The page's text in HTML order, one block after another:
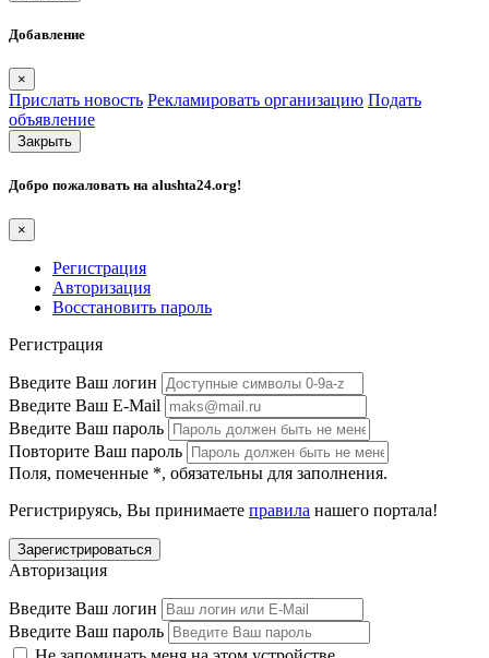
Добавление
×
Прислать новость Рекламировать организацию Подать
объявление
Закрыть
Добро пожаловать на alushta24.org!
×
Регистрация
Авторизация
Восстановить пароль
Регистрация
Введите Ваш логин
Введите Ваш E-Mail
Введите Ваш пароль
Повторите Ваш пароль
Поля, помеченные *, обязательны для заполнения.
Регистрируясь, Вы принимаете правила нашего портала!
Авторизация
Введите Ваш логин
Введите Ваш пароль